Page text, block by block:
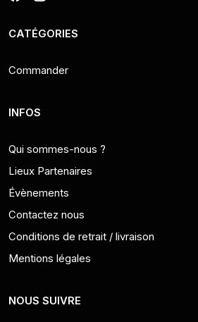
CATÉGORIES
Commander
INFOS
Qui sommes-nous ?
Lieux Partenaires
Évènements
Contactez nous
Conditions de retrait / livraison
Mentions légales
NOUS SUIVRE